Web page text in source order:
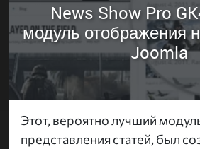
News Show Pro
модуль отображения
Joomla
Этот, вероятно лучший
представления статей, был